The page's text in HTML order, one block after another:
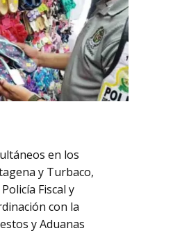
en los
y Turbaco,
Fiscal y
con la
y Aduanas